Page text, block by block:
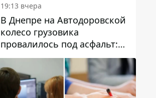
19:13 вчера
В Днепре на Автодоровской
колесо грузовика
провалилось под асфальт:
движение заблокировано